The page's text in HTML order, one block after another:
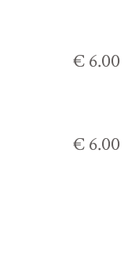
€ 6.00
€ 6.00